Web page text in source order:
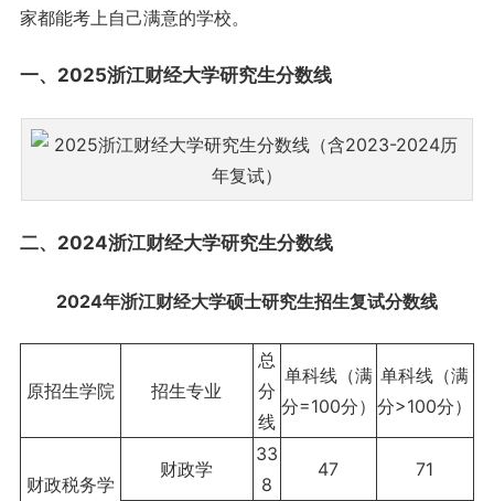
家都能考上自己满意的学校。
一、2025浙江财经大学研究生分数线
二、2024浙江财经大学研究生分数线
2024年浙江财经大学硕士研究生招生复试分数线
原招生学院 招生专业
总
分
线
单科线（满
分=100分）
单科线（满
分>100分）
财政税务学
财政学
33
8
47 71